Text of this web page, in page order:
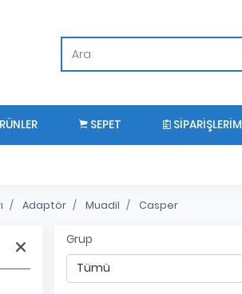
SEPET SIPARIŞLERIM
Adaptör Muadil Casper
Grup